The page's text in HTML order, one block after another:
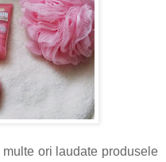
ori laudate produsele